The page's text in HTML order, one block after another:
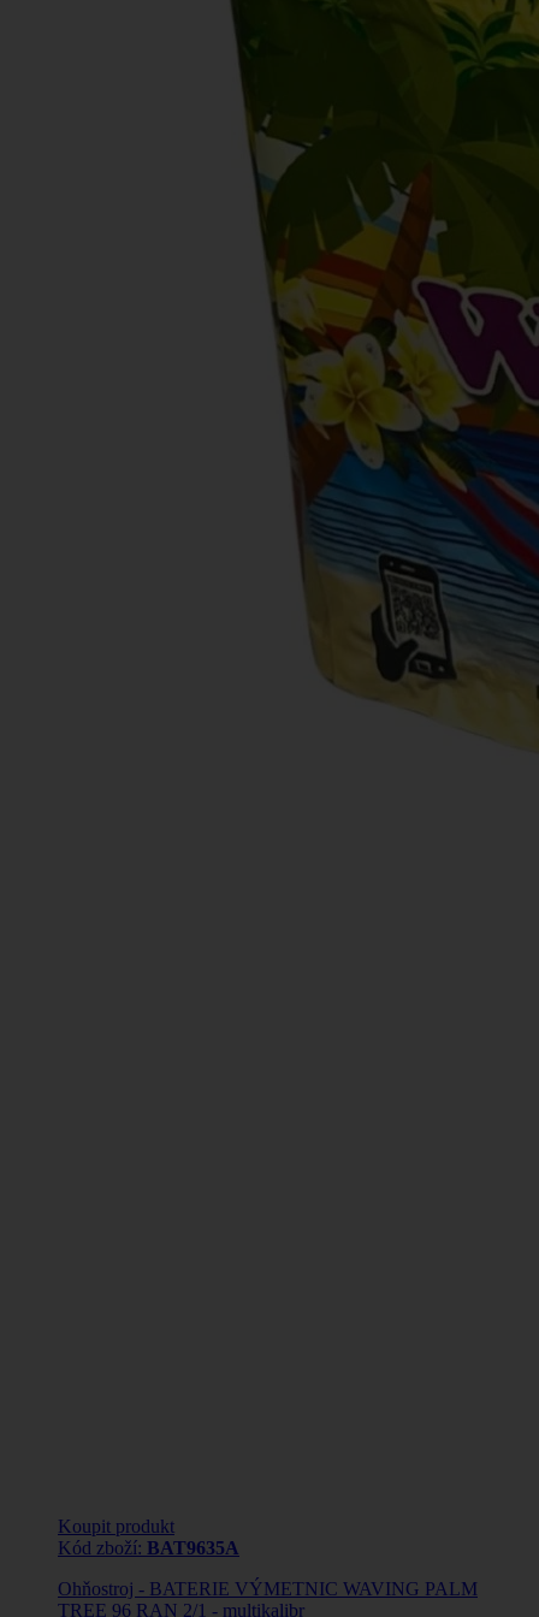
Koupit produkt
Kód zboží: BAT9635A
Ohňostroj - BATERIE VÝMETNIC WAVING PALM
TREE 96 RAN 2/1 - multikalibr